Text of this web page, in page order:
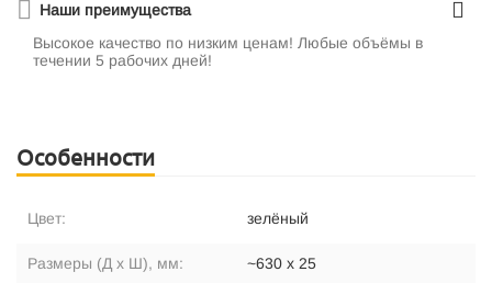
Наши преимущества
Высокое качество по низким ценам! Любые объёмы в
течении 5 рабочих дней!
Особенности
Цвет: зелёный
Размеры (Д х Ш), мм: ~630 х 25